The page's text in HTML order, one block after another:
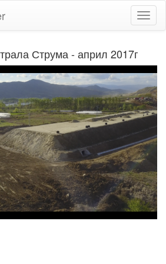
Струма - април 2017г